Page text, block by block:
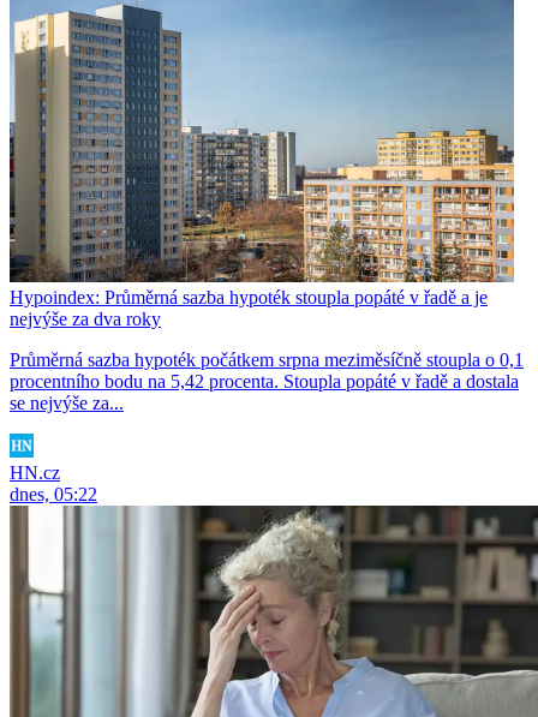
Hypoindex: Průměrná sazba hypoték stoupla popáté v řadě a je
nejvýše za dva roky
Průměrná sazba hypoték počátkem srpna meziměsíčně stoupla o 0,1
procentního bodu na 5,42 procenta. Stoupla popáté v řadě a dostala
se nejvýše za...
HN.cz
dnes, 05:22